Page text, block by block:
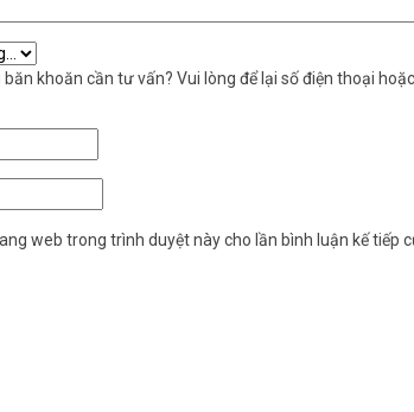
khoăn cần tư vấn? Vui lòng để lại số điện thoại
web trong trình duyệt này cho lần bình luận kế tiếp